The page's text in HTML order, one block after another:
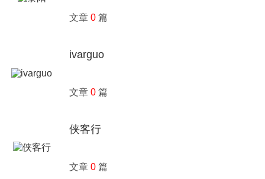
文章 0 篇
ivarguo
文章 0 篇
侠客行
文章 0 篇